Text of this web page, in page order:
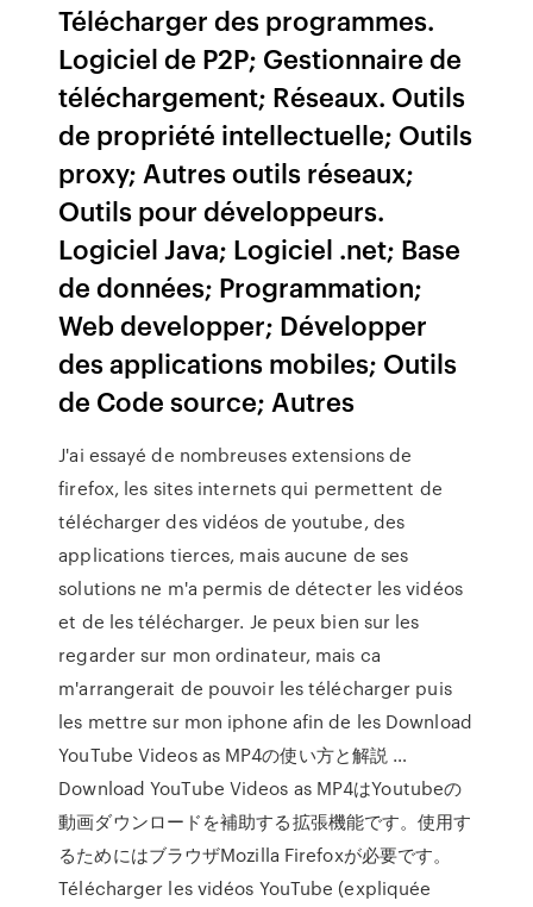
Télécharger des programmes.
Logiciel de P2P; Gestionnaire de
téléchargement; Réseaux. Outils
de propriété intellectuelle; Outils
proxy; Autres outils réseaux;
Outils pour développeurs.
Logiciel Java; Logiciel .net; Base
de données; Programmation;
Web developper; Développer
des applications mobiles; Outils
de Code source; Autres
J'ai essayé de nombreuses extensions de
firefox, les sites internets qui permettent de
télécharger des vidéos de youtube, des
applications tierces, mais aucune de ses
solutions ne m'a permis de détecter les vidéos
et de les télécharger. Je peux bien sur les
regarder sur mon ordinateur, mais ca
m'arrangerait de pouvoir les télécharger puis
les mettre sur mon iphone afin de les Download
YouTube Videos as MP4の使い方と解説 …
Download YouTube Videos as MP4はYoutubeの
動画ダウンロードを補助する拡張機能です。使用す
るためにはブラウザMozilla Firefoxが必要です。
Télécharger les vidéos YouTube (expliquée